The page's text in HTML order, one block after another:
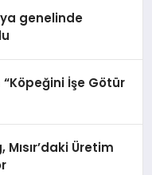
genelinde
“Köpeğini İşe Götür
Üretim